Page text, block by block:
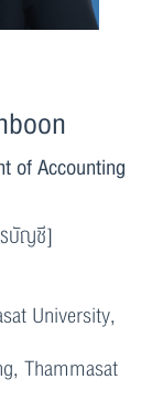
of Accounting
บัญชี]
University,
Thammasat